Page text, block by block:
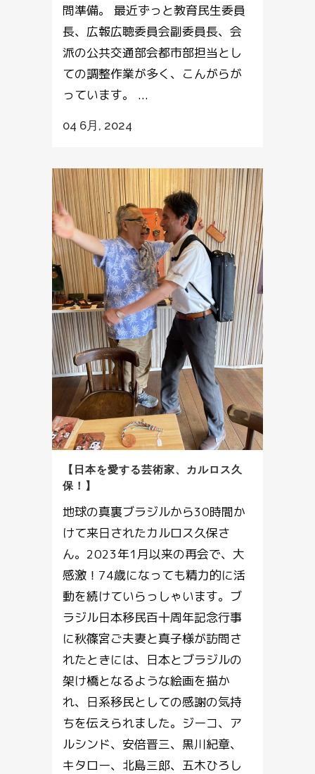
問準備。 最近ずっと教育民生委員
長、広報広聴委員会副委員長、会
派の公共交通部会都市部担当とし
ての調整作業が多く、こんがらが
っています。 ...
04 6月, 2024
【日本を愛する芸術家、カルロス久
保！】
地球の真裏ブラジルから30時間か
けて来日されたカルロス久保さ
ん。2023年1月以来の再会で、大
感激！74歳になっても精力的に活
動を続けていらっしゃいます。ブ
ラジル日本移民百十周年記念行事
に秋篠宮ご夫妻と真子様が訪問さ
れたときには、日本とブラジルの
架け橋となるような絵画を描か
れ、日系移民としての感謝の気持
ちを伝えられました。ジーコ、ア
ルシンド、安倍晋三、黒川紀章、
キタロー、北島三郎、五木ひろし